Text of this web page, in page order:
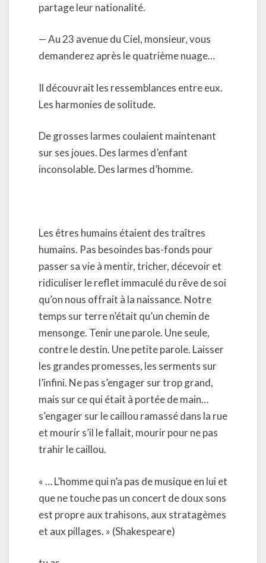
partage leur nationalité.
— Au 23 avenue du Ciel, monsieur, vous
demanderez après le quatrième nuage…
Il découvrait les ressemblances entre eux.
Les harmonies de solitude.
De grosses larmes coulaient maintenant
sur ses joues. Des larmes d’enfant
inconsolable. Des larmes d’homme.
Les êtres humains étaient des traîtres
humains. Pas besoindes bas-fonds pour
passer sa vie à mentir, tricher, décevoir et
ridiculiser le reflet immaculé du rêve de soi
qu’on nous offrait à la naissance. Notre
temps sur terre n’était qu’un chemin de
mensonge. Tenir une parole. Une seule,
contre le destin. Une petite parole. Laisser
les grandes promesses, les serments sur
l’infini. Ne pas s’engager sur trop grand,
mais sur ce qui était à portée de main…
s’engager sur le caillou ramassé dans la rue
et mourir s’il le fallait, mourir pour ne pas
trahir le caillou.
« … L’homme qui n’a pas de musique en lui et
que ne touche pas un concert de doux sons
est propre aux trahisons, aux stratagèmes
et aux pillages. » (Shakespeare)